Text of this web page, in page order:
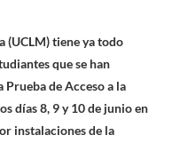
(UCLM) tiene ya todo
que se han
de Acceso a la
días 8, 9 y 10 de junio en
instalaciones de la